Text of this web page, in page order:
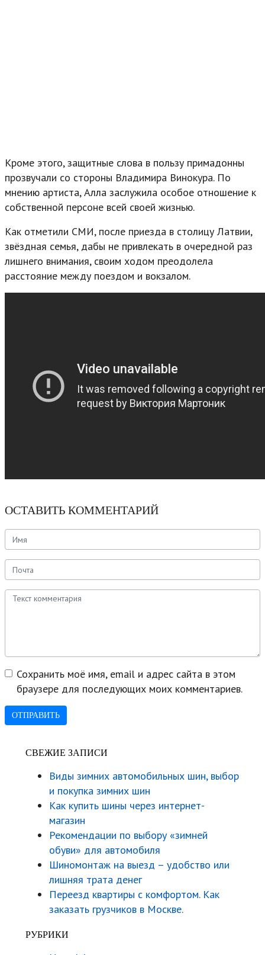
Кроме этого, защитные слова в пользу примадонны
прозвучали со стороны Владимира Винокура. По
мнению артиста, Алла заслужила особое отношение к
собственной персоне всей своей жизнью.
Как отметили СМИ, после приезда в столицу Латвии,
звёздная семья, дабы не привлекать в очередной раз
лишнего внимания, своим ходом преодолела
расстояние между поездом и вокзалом.
ОСТАВИТЬ КОММЕНТАРИЙ
Сохранить моё имя, email и адрес сайта в этом
браузере для последующих моих комментариев.
СВЕЖИЕ ЗАПИСИ
Виды зимних автомобильных шин, выбор
и покупка зимних шин
Как купить шины через интернет-
магазин
Рекомендации по выбору «зимней
обуви» для автомобиля
Шиномонтаж на выезд – удобство или
лишняя трата денег
Переезд квартиры с комфортом. Как
заказать грузчиков в Москве.
РУБРИКИ